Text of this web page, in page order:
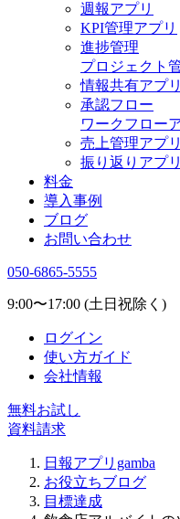
週報アプリ
KPI管理アプリ
進捗管理
プロジェクト
情報共有アプリ
承認フロー
ワークフロー
売上管理アプリ
振り返りアプリ
料金
導入事例
ブログ
お問い合わせ
050-6865-5555
9:00〜17:00 (土日祝除く)
ログイン
使い方ガイド
会社情報
無料お試し
資料請求
日報アプリgamba
お役立ちブログ
目標達成